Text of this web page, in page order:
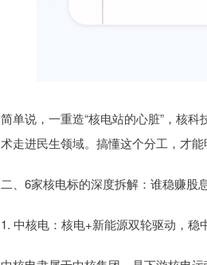
简单说，一重造“核电站的心脏”，核科
术走进民生领域。搞懂这个分工，才能
二、6家核电标的深度拆解：谁稳赚股
1. 中核电：核电+新能源双轮驱动，稳